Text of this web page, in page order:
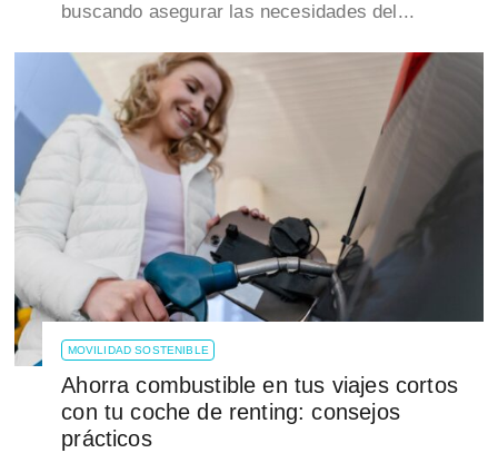
buscando asegurar las necesidades del...
MOVILIDAD SOSTENIBLE
Ahorra combustible en tus viajes cortos
con tu coche de renting: consejos
prácticos